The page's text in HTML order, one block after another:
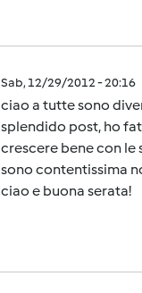
Sab, 12/29/2012 - 20:16
ciao a tutte sono
splendido post, ho
crescere bene con
sono contentissima
ciao e buona serata!